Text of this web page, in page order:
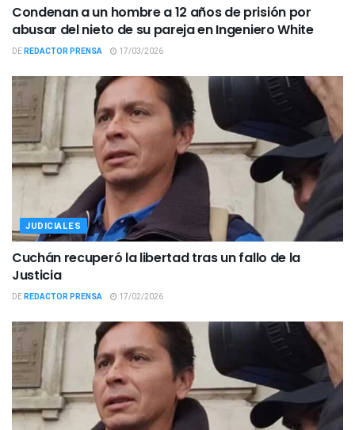
Condenan a un hombre a 12 años de prisión por
abusar del nieto de su pareja en Ingeniero White
DEREDACTOR PRENSA 17/03/2026
JUDICIALES
Cuchán recuperó la libertad tras un fallo de la
Justicia
DEREDACTOR PRENSA 17/02/2026